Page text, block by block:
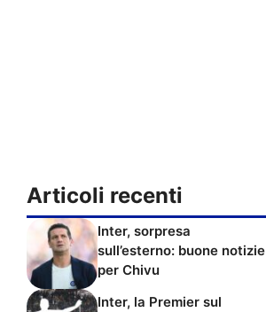
Articoli recenti
Inter, sorpresa
sull’esterno: buone notizie
per Chivu
Inter, la Premier sul